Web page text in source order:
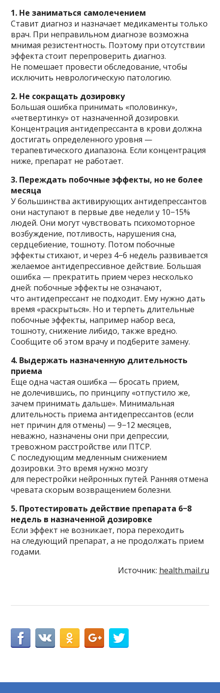
1. Не заниматься самолечением
Ставит диагноз и назначает медикаменты только
врач. При неправильном диагнозе возможна
мнимая резистентность. Поэтому при отсутствии
эффекта стоит перепроверить диагноз.
Не помешает провести обследование, чтобы
исключить неврологическую патологию.
2. Не сокращать дозировку
Большая ошибка принимать «половинку»,
«четвертинку» от назначенной дозировки.
Концентрация антидепрессанта в крови должна
достигать определенного уровня —
терапевтического диапазона. Если концентрация
ниже, препарат не работает.
3. Переждать побочные эффекты, но не более
месяца
У большинства активирующих антидепрессантов
они наступают в первые две недели у 10−15%
людей. Они могут чувствовать психомоторное
возбуждение, потливость, нарушения сна,
сердцебиение, тошноту. Потом побочные
эффекты стихают, и через 4−6 недель развивается
желаемое антидепрессивное действие. Большая
ошибка — прекратить прием через несколько
дней: побочные эффекты не означают,
что антидепрессант не подходит. Ему нужно дать
время «раскрыться». Но и терпеть длительные
побочные эффекты, например набор веса,
тошноту, снижение либидо, также вредно.
Сообщите об этом врачу и подберите замену.
4. Выдержать назначенную длительность
приема
Еще одна частая ошибка — бросать прием,
не долечившись, по принципу «отпустило же,
зачем принимать дальше». Минимальная
длительность приема антидепрессантов (если
нет причин для отмены) — 9−12 месяцев,
неважно, назначены они при депрессии,
тревожном расстройстве или ПТСР.
С последующим медленным снижением
дозировки. Это время нужно мозгу
для перестройки нейронных путей. Ранняя отмена
чревата скорым возвращением болезни.
5. Протестировать действие препарата 6−8
недель в назначенной дозировке
Если эффект не возникает, пора переходить
на следующий препарат, а не продолжать прием
годами.
Источник: health.mail.ru